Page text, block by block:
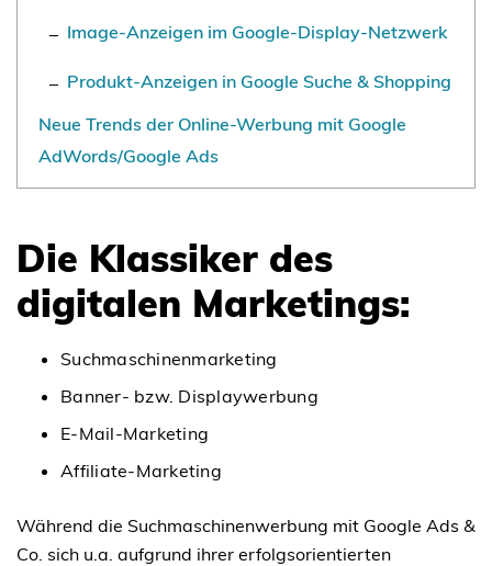
Image-Anzeigen im Google-Display-Netzwerk
Produkt-Anzeigen in Google Suche & Shopping
Neue Trends der Online-Werbung mit Google
AdWords/Google Ads
Die Klassiker des
digitalen Marketings:
Suchmaschinenmarketing
Banner- bzw. Displaywerbung
E-Mail-Marketing
Affiliate-Marketing
Während die Suchmaschinenwerbung mit Google Ads &
Co. sich u.a. aufgrund ihrer erfolgsorientierten